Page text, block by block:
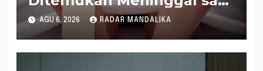
Setrum Ikan di Sungai
AGU 6, 2026 RADAR MANDALIKA